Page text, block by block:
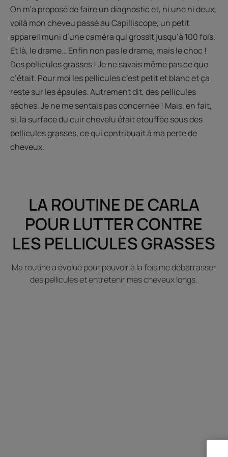
On m’a proposé de faire un diagnostic et, ni une ni deux,
voilà mon cheveu passé au Capilliscope, un petit
appareil muni d’une caméra qui grossit jusqu’à 100 fois.
Et là, le drame… Enfin non pas le drame, mais le choc !
Des pellicules grasses ! Je ne savais même pas ce que
c’était. Pour moi les pellicules c’est petit et blanc et ça
reste sur les épaules. Autrement dit, des pellicules
sèches. Je ne me sentais pas concernée ! Mais, en fait,
si, la surface du cuir chevelu était étouffée sous des
pellicules grasses, ce qui contribuait à ma perte de
cheveux.
LA ROUTINE DE CARLA
POUR LUTTER CONTRE
LES PELLICULES GRASSES
Ma routine a évolué pour pouvoir à la fois me débarrasser
des pellicules et entretenir mes cheveux longs.